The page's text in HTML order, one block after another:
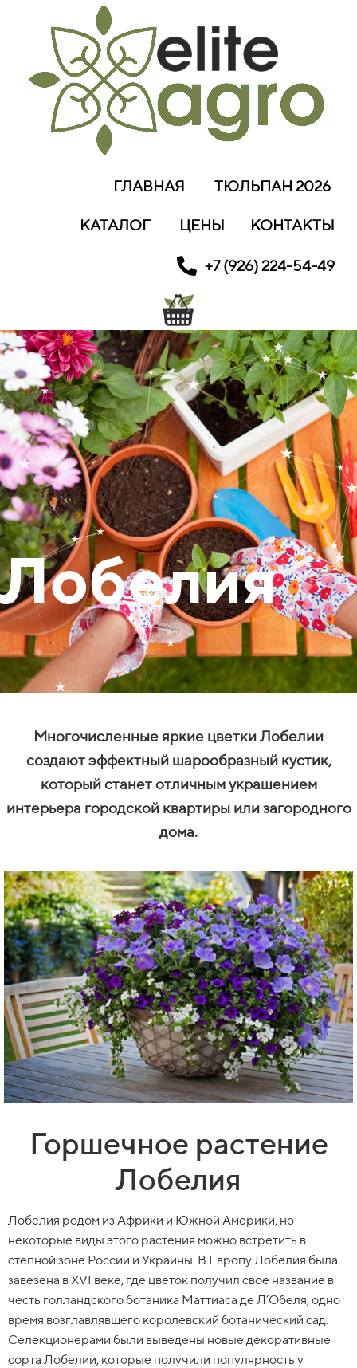
ГЛАВНАЯ ТЮЛЬПАН 2026
КАТАЛОГ ЦЕНЫ КОНТАКТЫ
+7 (926) 224-54-49
Лобелия
Многочисленные яркие цветки Лобелии
создают эффектный шарообразный кустик,
который станет отличным украшением
интерьера городской квартиры или загородного
дома.
Горшечное растение
Лобелия
Лобелия родом из Африки и Южной Америки, но
некоторые виды этого растения можно встретить в
степной зоне России и Украины. В Европу Лобелия была
завезена в XVI веке, где цветок получил своё название в
честь голландского ботаника Маттиаса де Л’Обеля, одно
время возглавлявшего королевский ботанический сад.
Селекционерами были выведены новые декоративные
сорта Лобелии, которые получили популярность у